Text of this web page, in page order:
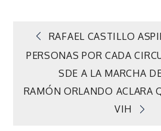
Navegación
entradas
RAFAEL CASTILLO
PERSONAS POR CADA
SDE A LA MARCHA
RAMÓN ORLANDO ACLARA
VIH